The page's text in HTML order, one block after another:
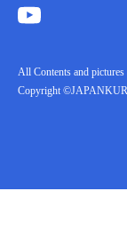
All Contents and
Copyright